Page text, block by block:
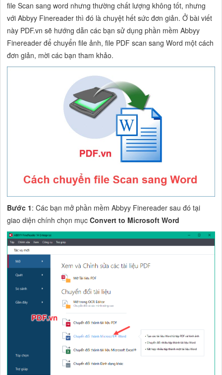
file Scan sang word nhưng thường chất lượng không tốt, nhưng
với Abbyy Finereader thì đó là chuyệt hết sức đơn giản. Ở bài viết
này PDF.vn sẽ hướng dẫn các bạn sử dụng phần mềm Abbyy
Finereader để chuyển file ảnh, file PDF scan sang Word một cách
đơn giản, mời các bạn tham khảo.
Bước 1: Các bạn mở phần mềm Abbyy Finereader sau đó tại
giao diện chính chọn mụcConvert to Microsoft Word